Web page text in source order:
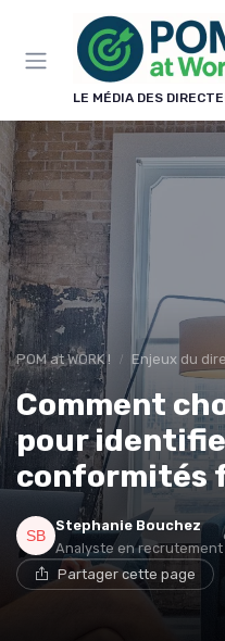
LE MÉDIA DES
POM at WORK ! Enjeux du
Comment
pour
conformités
Stephanie Bouchez
Analyste en recrutement
Partager cette page
Panneau de gestion des